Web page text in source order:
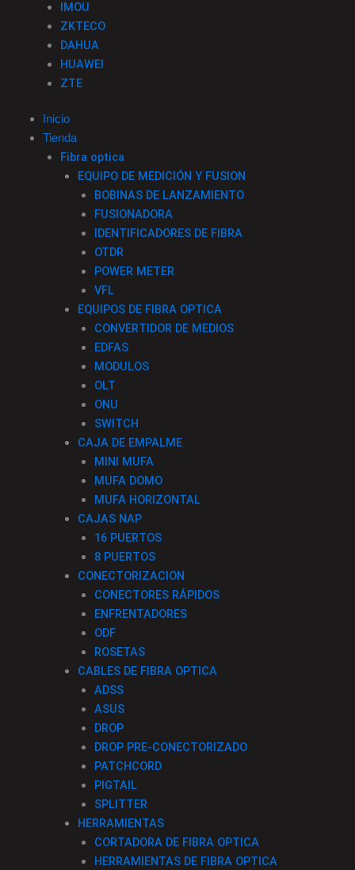
IMOU
ZKTECO
DAHUA
HUAWEI
ZTE
Inicio
Tienda
Fibra optica
EQUIPO DE MEDICIÓN Y FUSION
BOBINAS DE LANZAMIENTO
FUSIONADORA
IDENTIFICADORES DE FIBRA
OTDR
POWER METER
VFL
EQUIPOS DE FIBRA OPTICA
CONVERTIDOR DE MEDIOS
EDFAS
MODULOS
OLT
ONU
SWITCH
CAJA DE EMPALME
MINI MUFA
MUFA DOMO
MUFA HORIZONTAL
CAJAS NAP
16 PUERTOS
8 PUERTOS
CONECTORIZACION
CONECTORES RÁPIDOS
ENFRENTADORES
ODF
ROSETAS
CABLES DE FIBRA OPTICA
ADSS
ASUS
DROP
DROP PRE-CONECTORIZADO
PATCHCORD
PIGTAIL
SPLITTER
HERRAMIENTAS
CORTADORA DE FIBRA OPTICA
HERRAMIENTAS DE FIBRA OPTICA